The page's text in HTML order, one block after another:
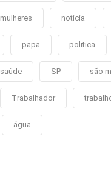
mulheres noticia
papa politica
saúde SP são
Trabalhador
água